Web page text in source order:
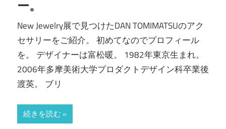
ー。
New Jewelry展で見つけたDAN TOMIMATSUのアク
セサリーをご紹介。 初めてなのでプロフィール
を。 デザイナーは富松暖。 1982年東京生まれ。
2006年多摩美術大学プロダクトデザイン科卒業後
渡英。 ブリ
続きを読む